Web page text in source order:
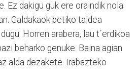
Ez dakigu guk ere oraindik nola
Galdakaok betiko taldea
Horren arabera, lau t´erdikoa
beharko genuke. Baina agian
alda dezakete. Irabazteko